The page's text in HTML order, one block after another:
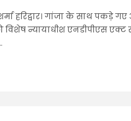
हरिद्वार। गांजा के साथ पकड़े
विशेष न्यायाधीश एनडीपीएस